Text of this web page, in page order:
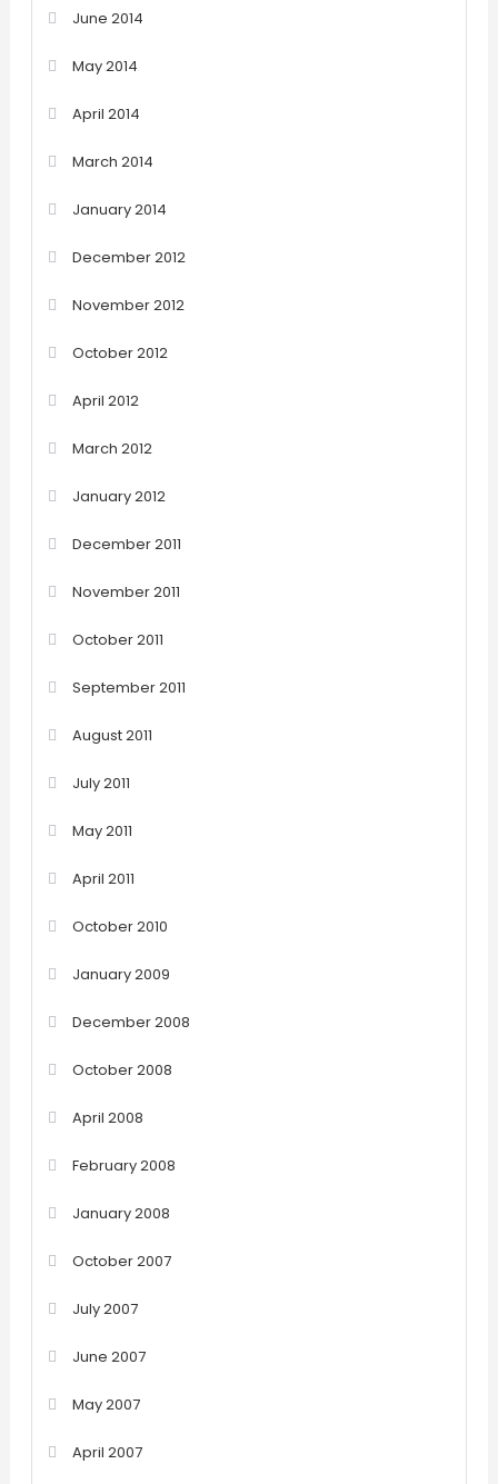
June 2014
May 2014
April 2014
March 2014
January 2014
December 2012
November 2012
October 2012
April 2012
March 2012
January 2012
December 2011
November 2011
October 2011
September 2011
August 2011
July 2011
May 2011
April 2011
October 2010
January 2009
December 2008
October 2008
April 2008
February 2008
January 2008
October 2007
July 2007
June 2007
May 2007
April 2007